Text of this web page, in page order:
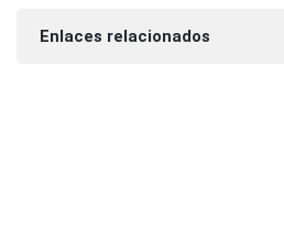
Enlaces relacionados